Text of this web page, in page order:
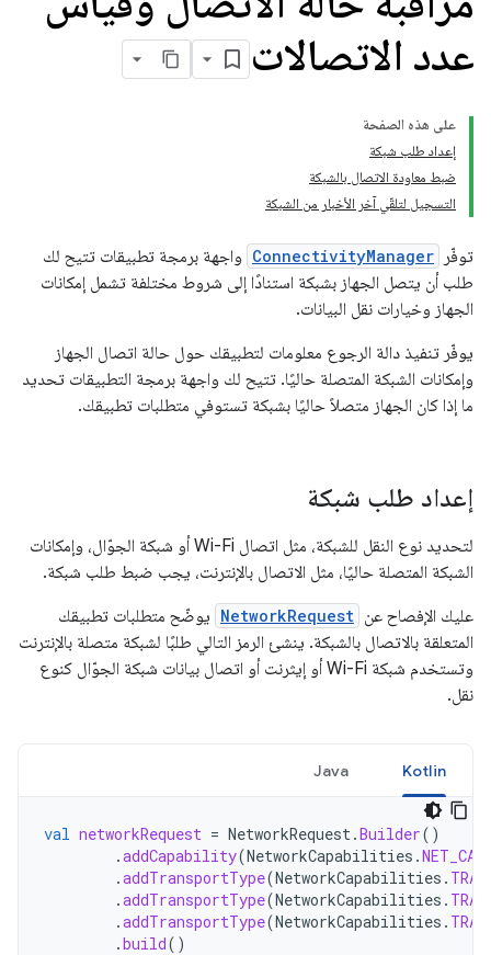
عدد الاتصالات
على هذه الصفحة
إعداد طلب شبكة
ضبط معاودة الاتصال بالشبكة
التسجيل لتلقّي آخر الأخبار من الشبكة
توفّر ConnectivityManager واجهة برمجة تطبيقات تتيح لك
طلب أن يتصل الجهاز بشبكة استنادًا إلى شروط مختلفة تشمل إمكانات
الجهاز وخيارات نقل البيانات.
يوفّر تنفيذ دالة الرجوع معلومات لتطبيقك حول حالة اتصال الجهاز
وإمكانات الشبكة المتصلة حاليًا. تتيح لك واجهة برمجة التطبيقات تحديد
ما إذا كان الجهاز متصلاً حاليًا بشبكة تستوفي متطلبات تطبيقك.
إعداد طلب شبكة
لتحديد نوع النقل للشبكة، مثل اتصال Wi-Fi أو شبكة الجوّال، وإمكانات
الشبكة المتصلة حاليًا، مثل الاتصال بالإنترنت، يجب ضبط طلب شبكة.
عليك الإفصاح عن NetworkRequest يوضّح متطلبات تطبيقك
المتعلقة بالاتصال بالشبكة. ينشئ الرمز التالي طلبًا لشبكة متصلة بالإنترنت
وتستخدم شبكة Wi-Fi أو إيثرنت أو اتصال بيانات شبكة الجوّال كنوع
نقل.
Kotlin
Java
val networkRequest = NetworkRequest.Builder()
.addCapability(NetworkCapabilities .
.addTransportType(NetworkCapabilities .
.addTransportType(NetworkCapabilities .
.addTransportType(NetworkCapabilities .
.build()